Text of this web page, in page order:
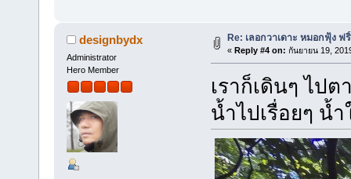
designbydx
Administrator
Hero Member
Re: เลอกวาเดาะ หมอกฟุ้ง
« Reply #4 on: กันยายน 19,
เราก็เดินๆ ไป
น้ำไปเรื่อยๆ น้